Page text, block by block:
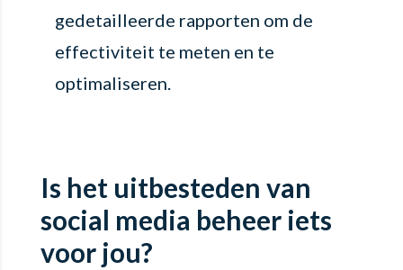
gedetailleerde rapporten om de
effectiviteit te meten en te
optimaliseren.
Is het uitbesteden van
social media beheer iets
voor jou?